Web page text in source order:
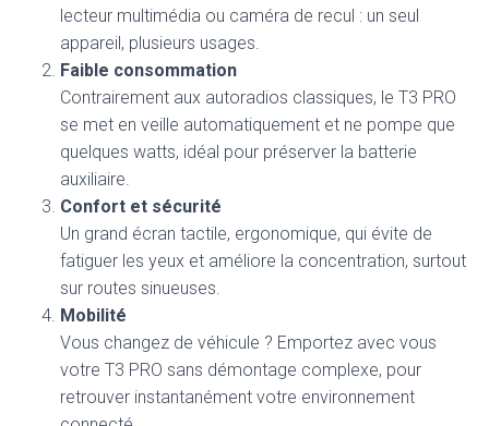
lecteur multimédia ou caméra de recul : un seul
appareil, plusieurs usages.
Faible consommation
Contrairement aux autoradios classiques, le T3 PRO
se met en veille automatiquement et ne pompe que
quelques watts, idéal pour préserver la batterie
auxiliaire.
Confort et sécurité
Un grand écran tactile, ergonomique, qui évite de
fatiguer les yeux et améliore la concentration, surtout
sur routes sinueuses.
Mobilité
Vous changez de véhicule ? Emportez avec vous
votre T3 PRO sans démontage complexe, pour
retrouver instantanément votre environnement